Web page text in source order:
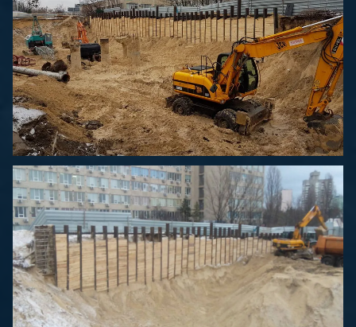
Котлованы и шпунты
Котлованы и шпунты